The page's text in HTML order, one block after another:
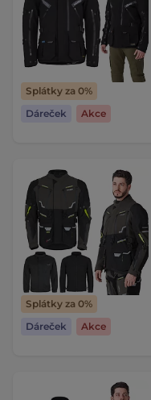
Splátky za 0%
Dáreček
Akce
Splátky za 0%
Dáreček
Akce